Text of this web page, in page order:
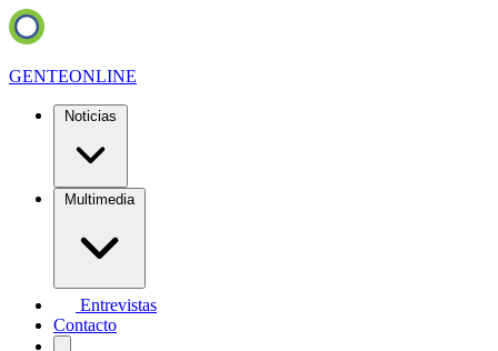
GENTEONLINE
Noticias
Multimedia
Entrevistas
Contacto